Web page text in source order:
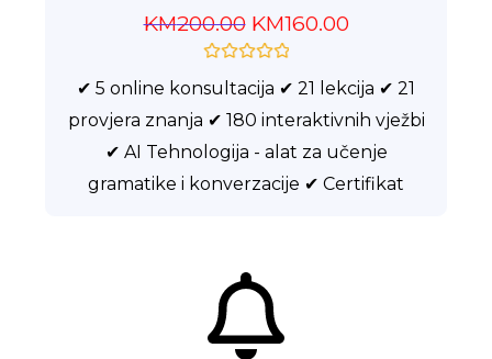
KM350.00 KM300.00
c
e
j
n
✔ 10 online konsultacija 1 na 1 ✔ 43 lekcije
✔ 43 provjere znanja ✔ 300+ interaktivnih
vježbi ✔ AI Tehnologija - alat za učenje
gramatike i konverzacije ✔ Certifikat